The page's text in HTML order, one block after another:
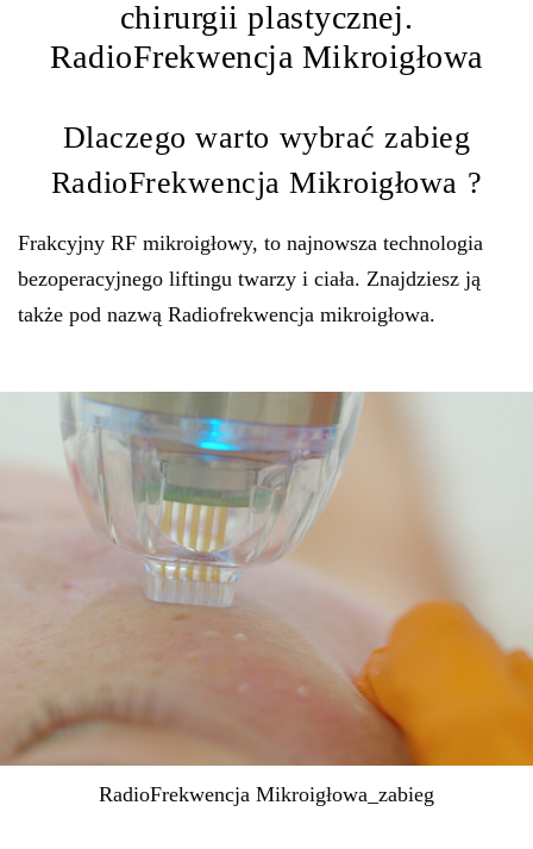
chirurgii plastycznej.
RadioFrekwencja Mikroigłowa
Dlaczego warto wybrać zabieg
RadioFrekwencja Mikroigłowa ?
Frakcyjny RF mikroigłowy, to najnowsza technologia
bezoperacyjnego liftingu twarzy i ciała. Znajdziesz ją
także pod nazwą Radiofrekwencja mikroigłowa.
RadioFrekwencja Mikroigłowa_zabieg